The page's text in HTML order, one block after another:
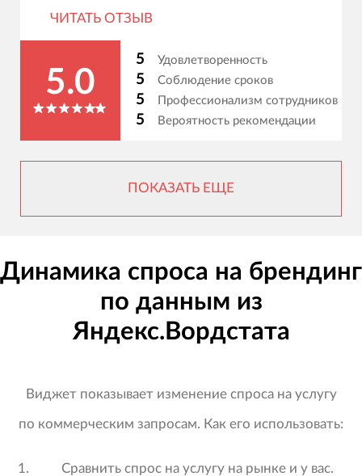
ЧИТАТЬ ОТЗЫВ
5.0
5 Удовлетворенность
5 Соблюдение сроков
5 Профессионализм сотрудников
5 Вероятность рекомендации
ПОКАЗАТЬ ЕЩЕ
Динамика спроса на брендинг
по данным из
Яндекс.Вордстата
Виджет показывает изменение спроса на услугу
по коммерческим запросам. Как его использовать:
Сравнить спрос на услугу на рынке и у вас.